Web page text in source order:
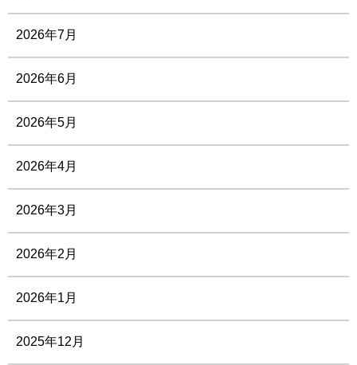
2026年7月
2026年6月
2026年5月
2026年4月
2026年3月
2026年2月
2026年1月
2025年12月